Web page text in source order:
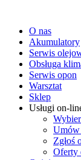
O nas
Akumulatory
Serwis
Obsługa
Serwis opon
Warsztat
Sklep
Usługi on-
Umów
Zgłoś
Oferty